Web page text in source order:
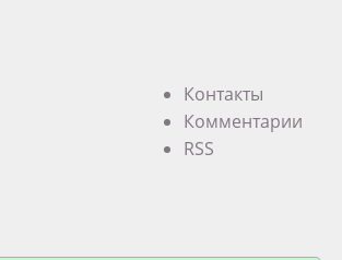
Контакты
Комментарии
RSS